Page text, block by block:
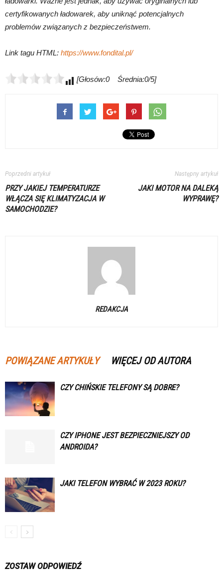
certyfikowanych ładowarek, aby uniknąć potencjalnych
problemów związanych z bezpieczeństwem.
Link tagu HTML: https://www.fondital.pl/
[Głosów:0 Średnia:0/5]
Poprzedni artykuł
PRZY JAKIEJ TEMPERATURZE
WŁĄCZA SIĘ KLIMATYZACJA W
SAMOCHODZIE?
Następny artykuł
JAKI MOTOR NA DALEKĄ
WYPRAWĘ?
REDAKCJA
POWIĄZANE ARTYKUŁY WIĘCEJ OD AUTORA
CZY CHIŃSKIE TELEFONY SĄ DOBRE?
CZY IPHONE JEST BEZPIECZNIEJSZY OD
ANDROIDA?
JAKI TELEFON WYBRAĆ W 2023 ROKU?
ZOSTAW ODPOWIEDŹ